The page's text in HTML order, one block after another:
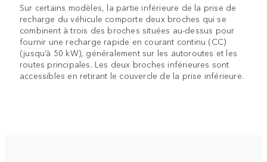
Sur certains modèles, la partie inférieure de la prise de
recharge du véhicule comporte deux broches qui se
combinent à trois des broches situées au-dessus pour
fournir une recharge rapide en courant continu (CC)
(jusqu’à 50 kW), généralement sur les autoroutes et les
routes principales. Les deux broches inférieures sont
accessibles en retirant le couvercle de la prise inférieure.